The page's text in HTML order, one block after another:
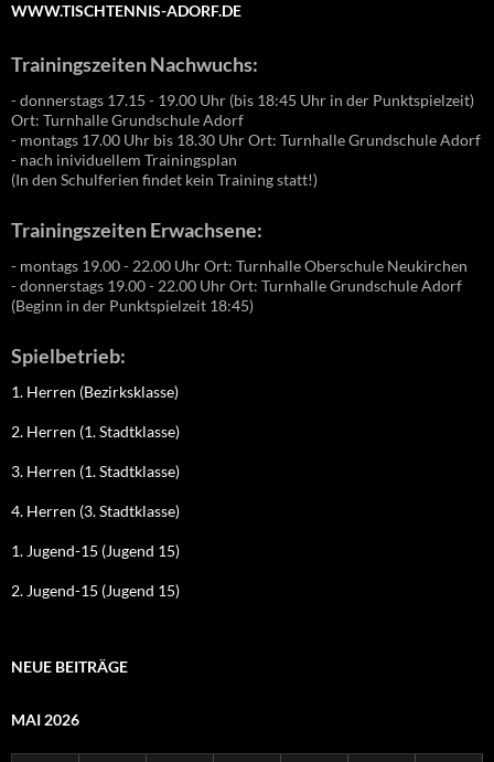
WWW.TISCHTENNIS-ADORF.DE
Trainingszeiten Nachwuchs:
- donnerstags 17.15 - 19.00 Uhr (bis 18:45 Uhr in der Punktspielzeit)
Ort: Turnhalle Grundschule Adorf
- montags 17.00 Uhr bis 18.30 Uhr Ort: Turnhalle Grundschule Adorf
- nach inividuellem Trainingsplan
(In den Schulferien findet kein Training statt!)
Trainingszeiten Erwachsene:
- montags 19.00 - 22.00 Uhr Ort: Turnhalle Oberschule Neukirchen
- donnerstags 19.00 - 22.00 Uhr Ort: Turnhalle Grundschule Adorf
(Beginn in der Punktspielzeit 18:45)
Spielbetrieb:
1. Herren (Bezirksklasse)
2. Herren (1. Stadtklasse)
3. Herren (1. Stadtklasse)
4. Herren (3. Stadtklasse)
1. Jugend-15 (Jugend 15)
2. Jugend-15 (Jugend 15)
NEUE BEITRÄGE
MAI 2026